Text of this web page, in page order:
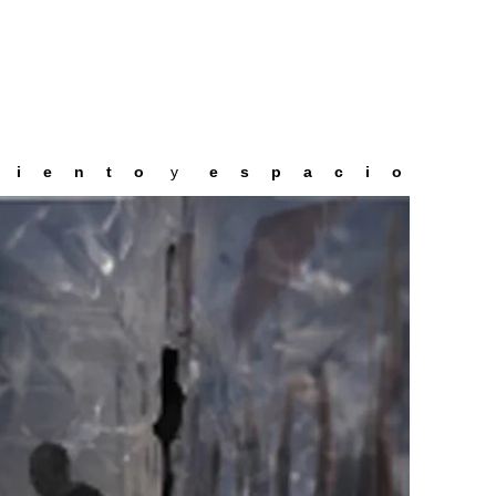
i e n t o ye s p a c i o